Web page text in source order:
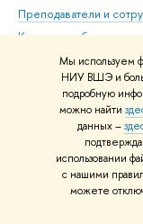
Мы используем
НИУ ВШЭ и
подробную
можно найти
данных –
использовании
с нашими
можете
Преподаватели и
Корпуса и общежития
Обращения граждан
Фонд целевого
Противодействие
Сведения о доходах,
обязательствах
Сведения об
Людям с